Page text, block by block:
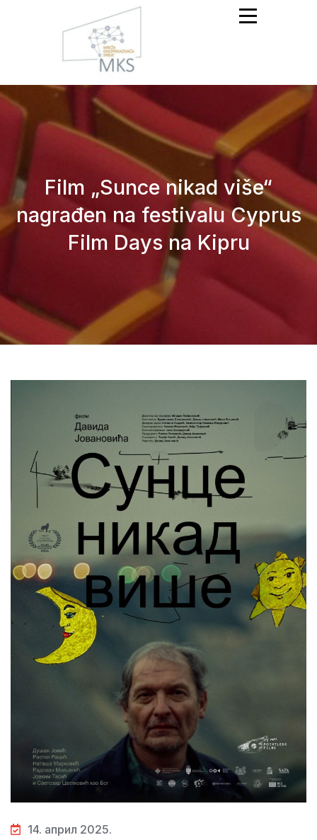
Mreža Kinoprikazivača
Srbije
Film „Sunce nikad više“
nagrađen na festivalu Cyprus
Film Days na Kipru
14. април 2025.